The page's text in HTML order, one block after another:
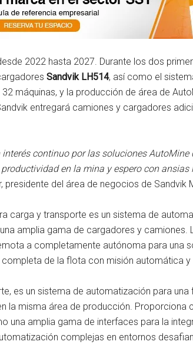
2022 hasta 2027. Durante los dos
Sandvik LH514, así como el
máquinas, y la producción de área de
entregará camiones y cargadores
interés continuo por las soluciones
en la mina y espero con ansias
presidente del área de negocios de Sandvik
carga y transporte es un sistema de
amplia gama de cargadores y camiones.
a completamente autónoma para una
completa de la flota con misión automática
es un sistema de automatización para
la misma área de producción. Proporciona
una amplia gama de interfaces para la
complejas en entornos